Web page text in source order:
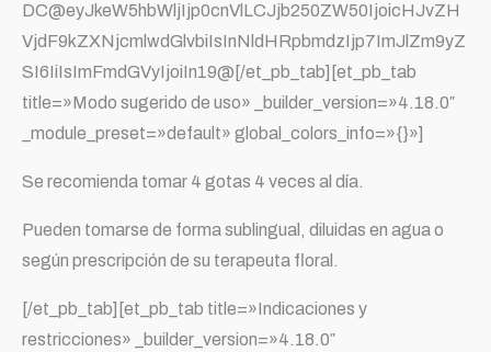
DC@eyJkeW5hbWljIjp0cnVlLCJjb250ZW50IjoicHJvZH
VjdF9kZXNjcmlwdGlvbiIsInNldHRpbmdzIjp7ImJlZm9yZ
SI6IiIsImFmdGVyIjoiIn19@[/et_pb_tab][et_pb_tab
title=»Modo sugerido de uso» _builder_version=»4.18.0″
_module_preset=»default» global_colors_info=»{}»]
Se recomienda tomar 4 gotas 4 veces al día.
Pueden tomarse de forma sublingual, diluidas en agua o
según prescripción de su terapeuta floral.
[/et_pb_tab][et_pb_tab title=»Indicaciones y
restricciones» _builder_version=»4.18.0″